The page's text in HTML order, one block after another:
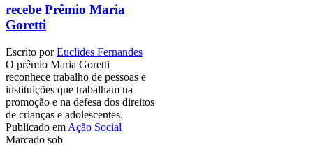
recebe Prêmio Maria
Goretti
Escrito porEuclides Fernandes
O prêmio Maria Goretti
reconhece trabalho de pessoas e
instituições que trabalham na
promoção e na defesa dos direitos
de crianças e adolescentes.
Publicado em Ação Social
Marcado sob